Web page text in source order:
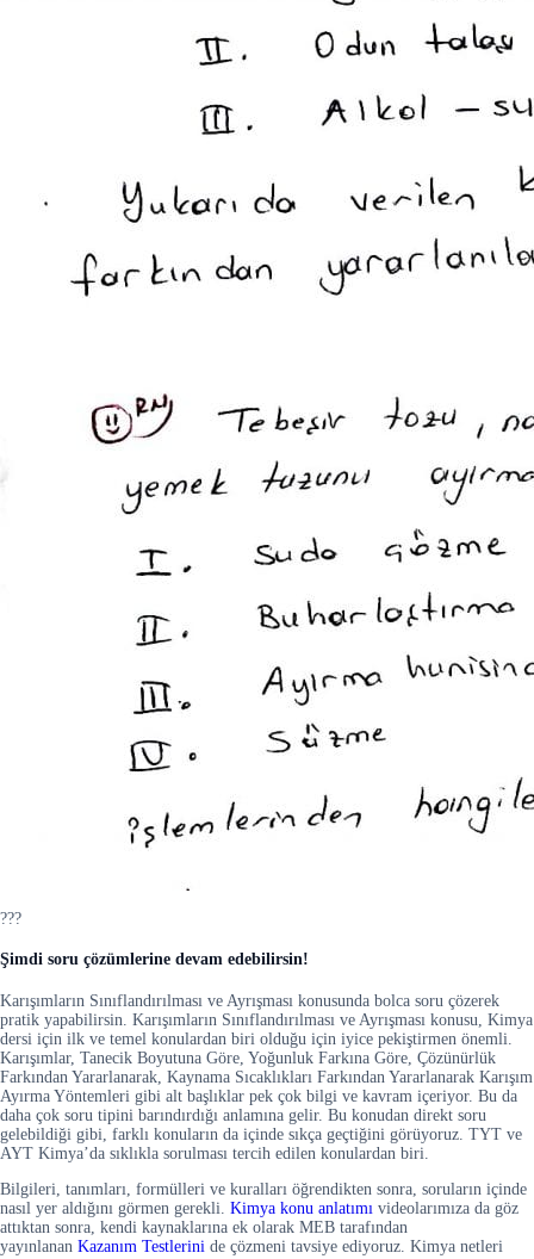
???
Şimdi soru çözümlerine devam edebilirsin!
Karışımların Sınıflandırılması ve Ayrışması konusunda bolca soru çözerek
pratik yapabilirsin. Karışımların Sınıflandırılması ve Ayrışması konusu, Kimya
dersi için ilk ve temel konulardan biri olduğu için iyice pekiştirmen önemli.
Karışımlar, Tanecik Boyutuna Göre, Yoğunluk Farkına Göre, Çözünürlük
Farkından Yararlanarak, Kaynama Sıcaklıkları Farkından Yararlanarak Karışım
Ayırma Yöntemleri gibi alt başlıklar pek çok bilgi ve kavram içeriyor. Bu da
daha çok soru tipini barındırdığı anlamına gelir. Bu konudan direkt soru
gelebildiği gibi, farklı konuların da içinde sıkça geçtiğini görüyoruz. TYT ve
AYT Kimya’da sıklıkla sorulması tercih edilen konulardan biri.
Bilgileri, tanımları, formülleri ve kuralları öğrendikten sonra, soruların içinde
nasıl yer aldığını görmen gerekli. Kimya konu anlatımı videolarımıza da göz
attıktan sonra, kendi kaynaklarına ek olarak MEB tarafından
yayınlanan Kazanım Testlerini de çözmeni tavsiye ediyoruz. Kimya netleri